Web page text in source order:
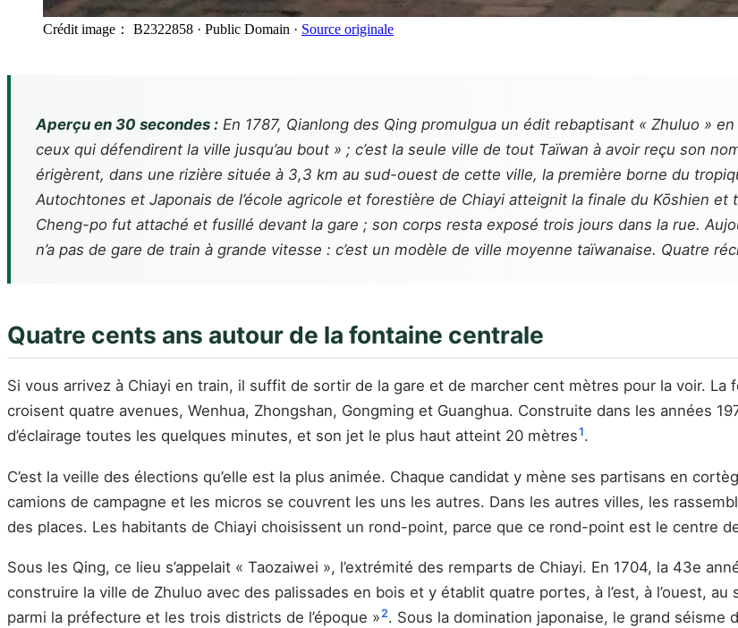
Crédit image： B2322858 · Public Domain · Source originale
Aperçu en 30 secondes : En 1787, Qianlong des Qing promulgua un édit rebaptisant « Zhuluo »
ceux qui défendirent la ville jusqu’au bout » ; c’est la seule ville de tout Taïwan à avoir reçu son
érigèrent, dans une rizière située à 3,3 km au sud-ouest de cette ville, la première borne du
Autochtones et Japonais de l’école agricole et forestière de Chiayi atteignit la finale du Kōshien
Cheng-po fut attaché et fusillé devant la gare ; son corps resta exposé trois jours dans la rue.
n’a pas de gare de train à grande vitesse : c’est un modèle de ville moyenne taïwanaise. Quatre
Quatre cents ans autour de la fontaine centrale
Si vous arrivez à Chiayi en train, il suffit de sortir de la gare et de marcher cent mètres pour la voir.
croisent quatre avenues, Wenhua, Zhongshan, Gongming et Guanghua. Construite dans les années
d’éclairage toutes les quelques minutes, et son jet le plus haut atteint 20 mètres1.
C’est la veille des élections qu’elle est la plus animée. Chaque candidat y mène ses partisans en
camions de campagne et les micros se couvrent les uns les autres. Dans les autres villes, les
des places. Les habitants de Chiayi choisissent un rond-point, parce que ce rond-point est le centre
Sous les Qing, ce lieu s’appelait « Taozaiwei », l’extrémité des remparts de Chiayi. En 1704, la 43e
construire la ville de Zhuluo avec des palissades en bois et y établit quatre portes, à l’est, à l’ouest,
parmi la préfecture et les trois districts de l’époque »2. Sous la domination japonaise, le grand séisme